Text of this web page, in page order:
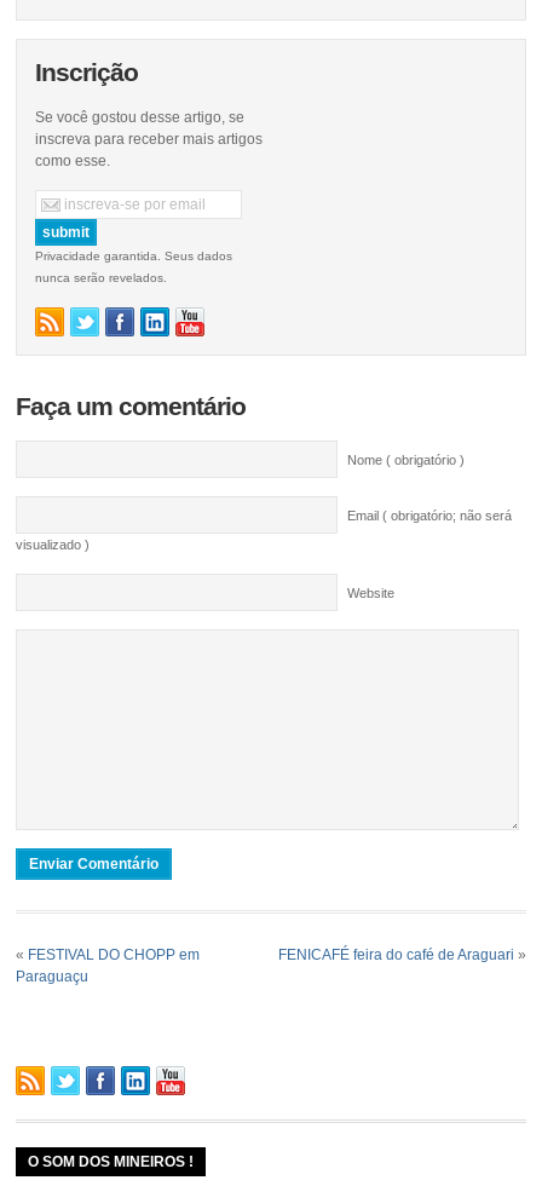
Inscrição
Se você gostou desse artigo, se
inscreva para receber mais artigos
como esse.
Privacidade garantida. Seus dados
nunca serão revelados.
Faça um comentário
Nome ( obrigatório )
Email ( obrigatório; não será
visualizado )
Website
« FESTIVAL DO CHOPP em
Paraguaçu
FENICAFÉ feira do café de Araguari »
O SOM DOS MINEIROS !